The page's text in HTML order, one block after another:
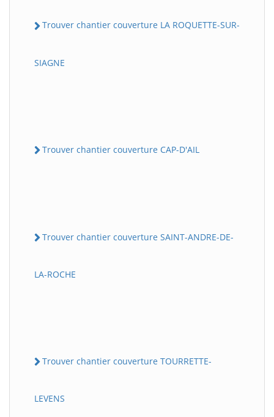
Trouver chantier couverture LA ROQUETTE-SUR-
SIAGNE
Trouver chantier couverture CAP-D'AIL
Trouver chantier couverture SAINT-ANDRE-DE-
LA-ROCHE
Trouver chantier couverture TOURRETTE-
LEVENS